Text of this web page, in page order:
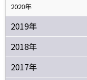
2020年
2019年
2018年
2017年